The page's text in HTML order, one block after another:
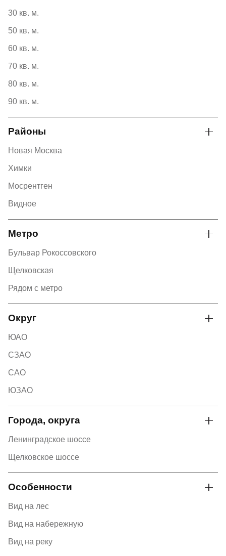
30 кв. м.
50 кв. м.
60 кв. м.
70 кв. м.
80 кв. м.
90 кв. м.
Районы
Новая Москва
Химки
Мосрентген
Видное
Метро
Бульвар Рокоссовского
Щелковская
Рядом с метро
Округ
ЮАО
СЗАО
САО
ЮЗАО
Города, округа
Ленинградское шоссе
Щелковское шоссе
Особенности
Вид на лес
Вид на набережную
Вид на реку